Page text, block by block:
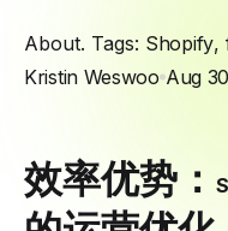
About. Tags: Shopify,
Kristin Weswoo Aug
效率优势：